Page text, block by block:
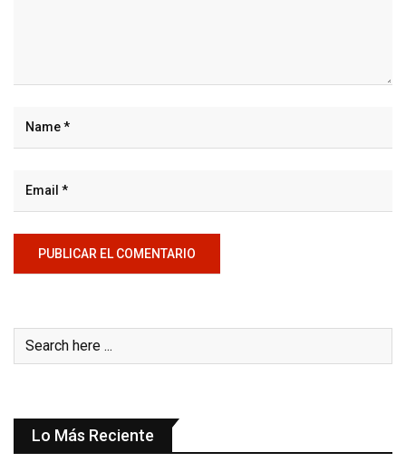
Lo Más Reciente